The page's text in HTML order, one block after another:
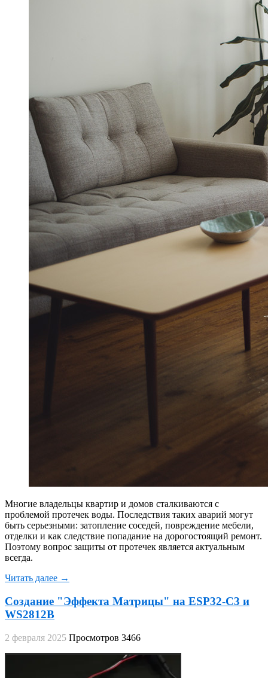
Многие владельцы квартир и домов сталкиваются с
проблемой протечек воды. Последствия таких аварий могут
быть серьезными: затопление соседей, повреждение мебели,
отделки и как следствие попадание на дорогостоящий ремонт.
Поэтому вопрос защиты от протечек является актуальным
всегда.
Читать далее →
Создание "Эффекта Матрицы" на ESP32-C3 и
WS2812B​
2 февраля 2025 Просмотров 3466